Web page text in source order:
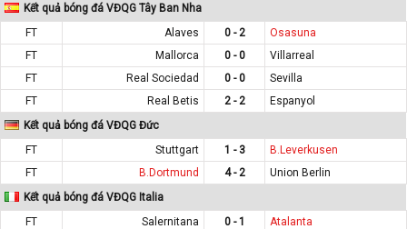
Kết quả bóng đá VĐQG Tây Ban Nha
FT
Alaves 0 - 2
Osasuna
FT
Mallorca 0 - 0
Villarreal
FT
Real Sociedad 0 - 0
Sevilla
FT
Real Betis 2 - 2
Espanyol
Kết quả bóng đá VĐQG Đức
FT
Stuttgart 1 - 3
B.Leverkusen
FT
B.Dortmund 4 - 2
Union Berlin
Kết quả bóng đá VĐQG Italia
FT
Salernitana 0 - 1
Atalanta